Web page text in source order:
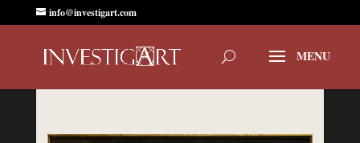
info@investigart.com